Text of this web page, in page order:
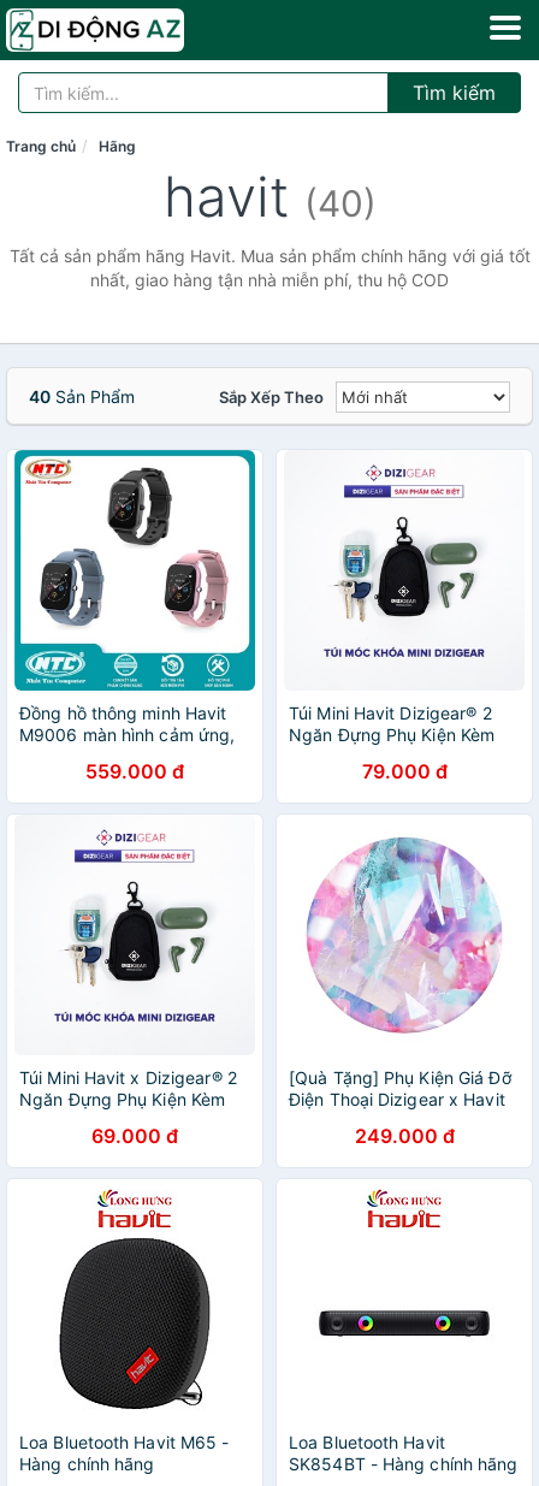
Tìm kiếm
Trang chủ Hãng
havit (40)
Tất cả sản phẩm hãng Havit. Mua sản phẩm chính hãng với giá tốt
nhất, giao hàng tận nhà miễn phí, thu hộ COD
40 Sản Phẩm Sắp Xếp Theo
Đồng hồ thông minh Havit
M9006 màn hình cảm ứng,
nhắn/cuộc gọi (3 màu tùy
chọn)
559.000 đ
Túi Mini Havit Dizigear® 2
Ngăn Đựng Phụ Kiện Kèm
79.000 đ
Túi Mini Havit x Dizigear® 2
Ngăn Đựng Phụ Kiện Kèm
69.000 đ
[Quà Tặng] Phụ Kiện Giá Đỡ
Điện Thoại Dizigear x Havit
Thời Trang - Hàng Chính
Hãng
249.000 đ
Loa Bluetooth Havit M65 -
Hàng chính hãng
Loa Bluetooth Havit
SK854BT - Hàng chính hãng